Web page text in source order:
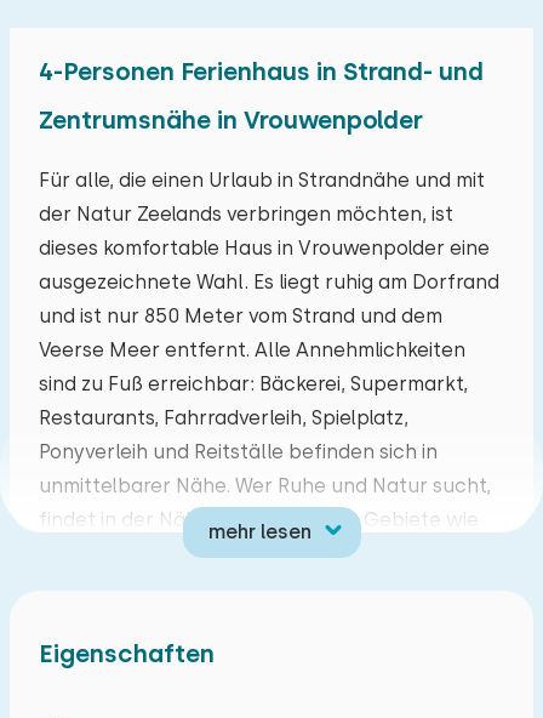
4-Personen Ferienhaus in Strand- und
Zentrumsnähe in Vrouwenpolder
Für alle, die einen Urlaub in Strandnähe und mit
der Natur Zeelands verbringen möchten, ist
dieses komfortable Haus in Vrouwenpolder eine
ausgezeichnete Wahl. Es liegt ruhig am Dorfrand
und ist nur 850 Meter vom Strand und dem
Veerse Meer entfernt. Alle Annehmlichkeiten
sind zu Fuß erreichbar: Bäckerei, Supermarkt,
Restaurants, Fahrradverleih, Spielplatz,
Ponyverleih und Reitställe befinden sich in
unmittelbarer Nähe. Wer Ruhe und Natur sucht,
findet in der Nähe wunderschöne Gebiete wie
das Wassergewinnungsgebiet Oranjezon und
das geschützte Dünengebiet Mantelinge, die
Das Haus ist an das Haus des Eigentümer
mehr lesen
August 2026
Mo Di Mi Do Fr Sa
27 28 29 30 31 01 02
03 04 05 06 07 08 09
10 11 12 13 14 15
17 18 19 20 21 22 23
Eigenschaften